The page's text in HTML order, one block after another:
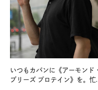
いつもカバンに《アーモンド・
ブリーズ プロテイン》を。忙